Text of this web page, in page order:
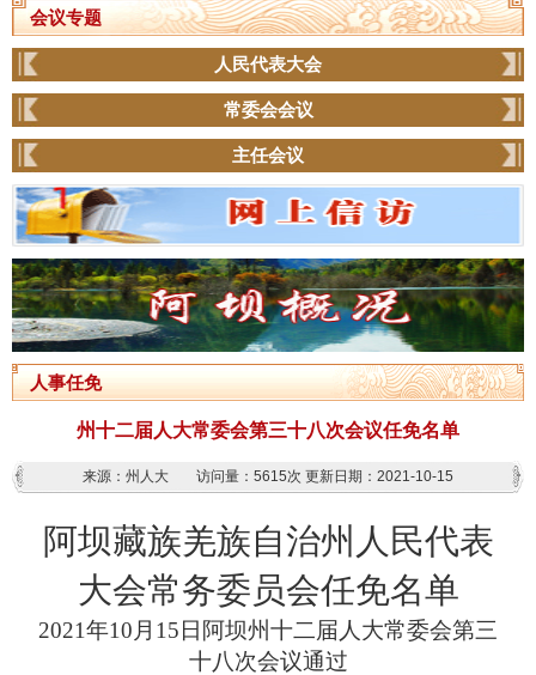
会议专题
人民代表大会
常委会会议
主任会议
人事任免
州十二届人大常委会第三十八次会议任免名单
来源：州人大 访问量： 5615次 更新日期：2021-10-15
阿坝藏族羌族自治州人民代表
大会常务委员会任免名单
2021年10月15日阿坝州十二届人大常委会第三
十八次会议通过